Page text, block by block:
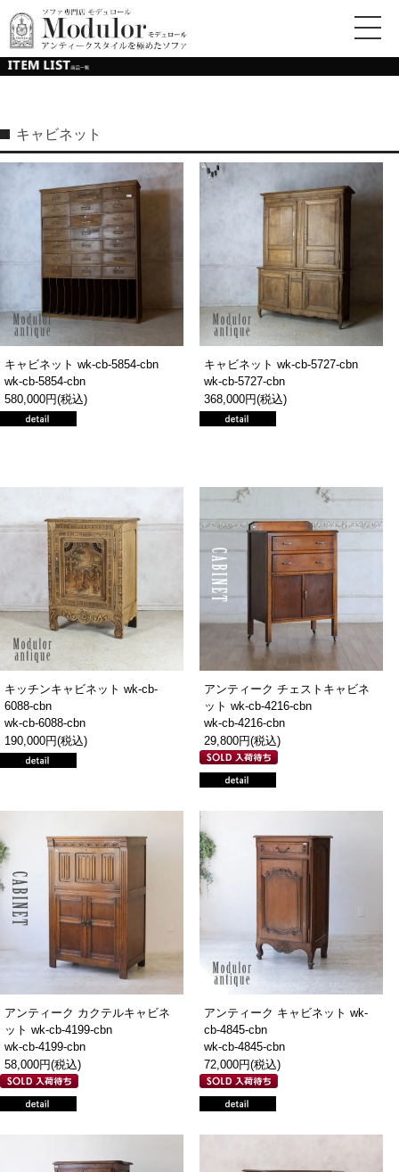
キャビネット
キャビネット wk-cb-5854-cbn
wk-cb-5854-cbn
580,000円(税込)
キャビネット wk-cb-5727-cbn
wk-cb-5727-cbn
368,000円(税込)
キッチンキャビネット wk-cb-
6088-cbn
wk-cb-6088-cbn
190,000円(税込)
アンティーク チェストキャビネ
ット wk-cb-4216-cbn
wk-cb-4216-cbn
29,800円(税込)
アンティーク カクテルキャビネ
ット wk-cb-4199-cbn
wk-cb-4199-cbn
58,000円(税込)
アンティーク キャビネット wk-
cb-4845-cbn
wk-cb-4845-cbn
72,000円(税込)